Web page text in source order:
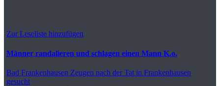
Zur Leseliste hinzufügen
Männer randalieren und schlagen einen Mann K.o.
Bad Frankenhausen Zeugen nach der Tat in Frankenhausen
gesucht